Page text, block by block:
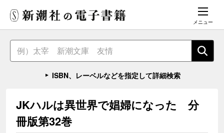
メニュー
ISBN、レーベルなどを指定して詳細検索
JKハルは異世界で娼婦になった 分
冊版第32巻